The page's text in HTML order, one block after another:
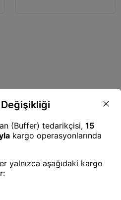
- Yenilik ve hızı keşfedin, işinizi